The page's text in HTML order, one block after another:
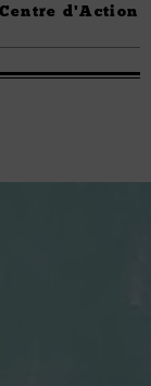
d'Action